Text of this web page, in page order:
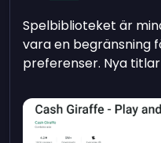
Spelbiblioteket är
vara en begränsning
preferenser. Nya